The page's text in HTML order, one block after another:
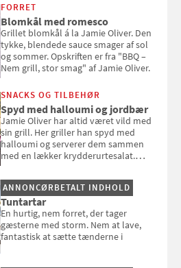
FORRET
Blomkål med romesco
Grillet blomkål á la Jamie Oliver. Den
tykke, blendede sauce smager af sol
og sommer. Opskriften er fra "BBQ –
Nem grill, stor smag" af Jamie Oliver.
SNACKS OG TILBEHØR
Spyd med halloumi og jordbær
Jamie Oliver har altid været vild med
sin grill. Her griller han spyd med
halloumi og serverer dem sammen
med en lækker krydderurtesalat.
smag" af Jamie Oliver.
ANNONCØRBETALT INDHOLD
Tuntartar
En hurtig, nem forret, der tager
gæsterne med storm. Nem at lave,
fantastisk at sætte tænderne i